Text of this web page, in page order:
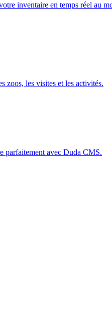
inventaire en temps réel au
zoos, les visites et les activités.
parfaitement avec Duda CMS.